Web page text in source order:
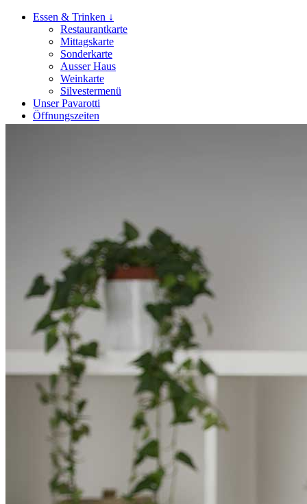
Essen & Trinken ↓
Restaurantkarte
Mittagskarte
Sonderkarte
Ausser Haus
Weinkarte
Silvestermenü
Unser Pavarotti
Öffnungszeiten
Reservierung